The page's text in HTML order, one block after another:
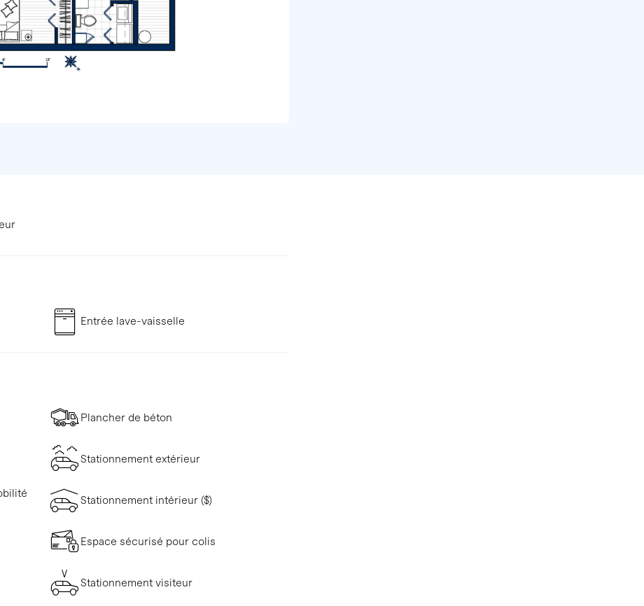
Entrée lave-vaisselle
Plancher de béton
Stationnement extérieur
Stationnement intérieur ($)
Espace sécurisé pour colis
Stationnement visiteur